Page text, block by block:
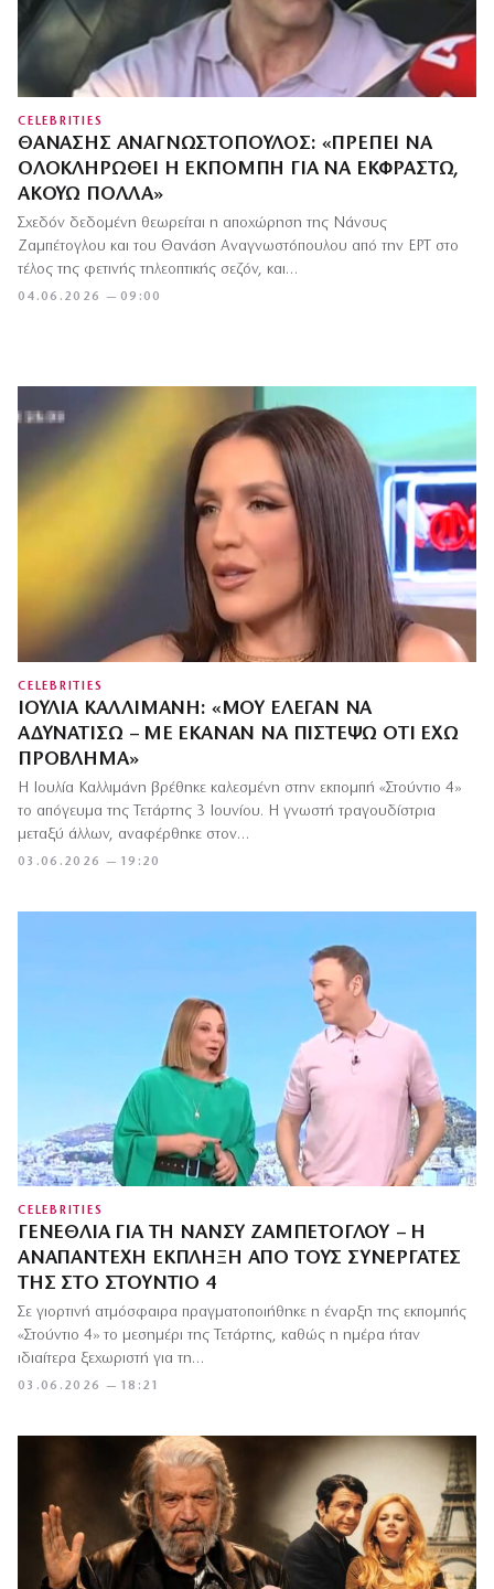
CELEBRITIES
ΘΑΝΆΣΗΣ ΑΝΑΓΝΩΣΤΌΠΟΥΛΟΣ: «ΠΡΈΠΕΙ ΝΑ
ΟΛΟΚΛΗΡΩΘΕΊ Η ΕΚΠΟΜΠΉ ΓΙΑ ΝΑ ΕΚΦΡΑΣΤΏ,
ΑΚΟΎΩ ΠΟΛΛΆ»
04.06.2026 — 09:00
Σχεδόν δεδομένη θεωρείται η αποχώρηση της Νάνσυς
Ζαμπέτογλου και του Θανάση Αναγνωστόπουλου από την ΕΡΤ στο
τέλος της φετινής τηλεοπτικής σεζόν, και…
CELEBRITIES
ΙΟΥΛΊΑ ΚΑΛΛΙΜΆΝΗ: «ΜΟΥ ΈΛΕΓΑΝ ΝΑ
ΑΔΥΝΑΤΊΣΩ – ΜΕ ΈΚΑΝΑΝ ΝΑ ΠΙΣΤΈΨΩ ΌΤΙ ΈΧΩ
ΠΡΌΒΛΗΜΑ»
03.06.2026 — 19:20
Η Ιουλία Καλλιμάνη βρέθηκε καλεσμένη στην εκπομπή «Στούντιο 4»
το απόγευμα της Τετάρτης 3 Ιουνίου. Η γνωστή τραγουδίστρια
μεταξύ άλλων, αναφέρθηκε στον…
CELEBRITIES
ΓΕΝΈΘΛΙΑ ΓΙΑ ΤΗ ΝΆΝΣΥ ΖΑΜΠΈΤΟΓΛΟΥ – Η
ΑΝΑΠΆΝΤΕΧΗ ΈΚΠΛΗΞΗ ΑΠΌ ΤΟΥΣ ΣΥΝΕΡΓΆΤΕΣ
ΤΗΣ ΣΤΟ ΣΤΟΎΝΤΙΟ 4
03.06.2026 — 18:21
Σε γιορτινή ατμόσφαιρα πραγματοποιήθηκε η έναρξη της εκπομπής
«Στούντιο 4» το μεσημέρι της Τετάρτης, καθώς η ημέρα ήταν
ιδιαίτερα ξεχωριστή για τη…